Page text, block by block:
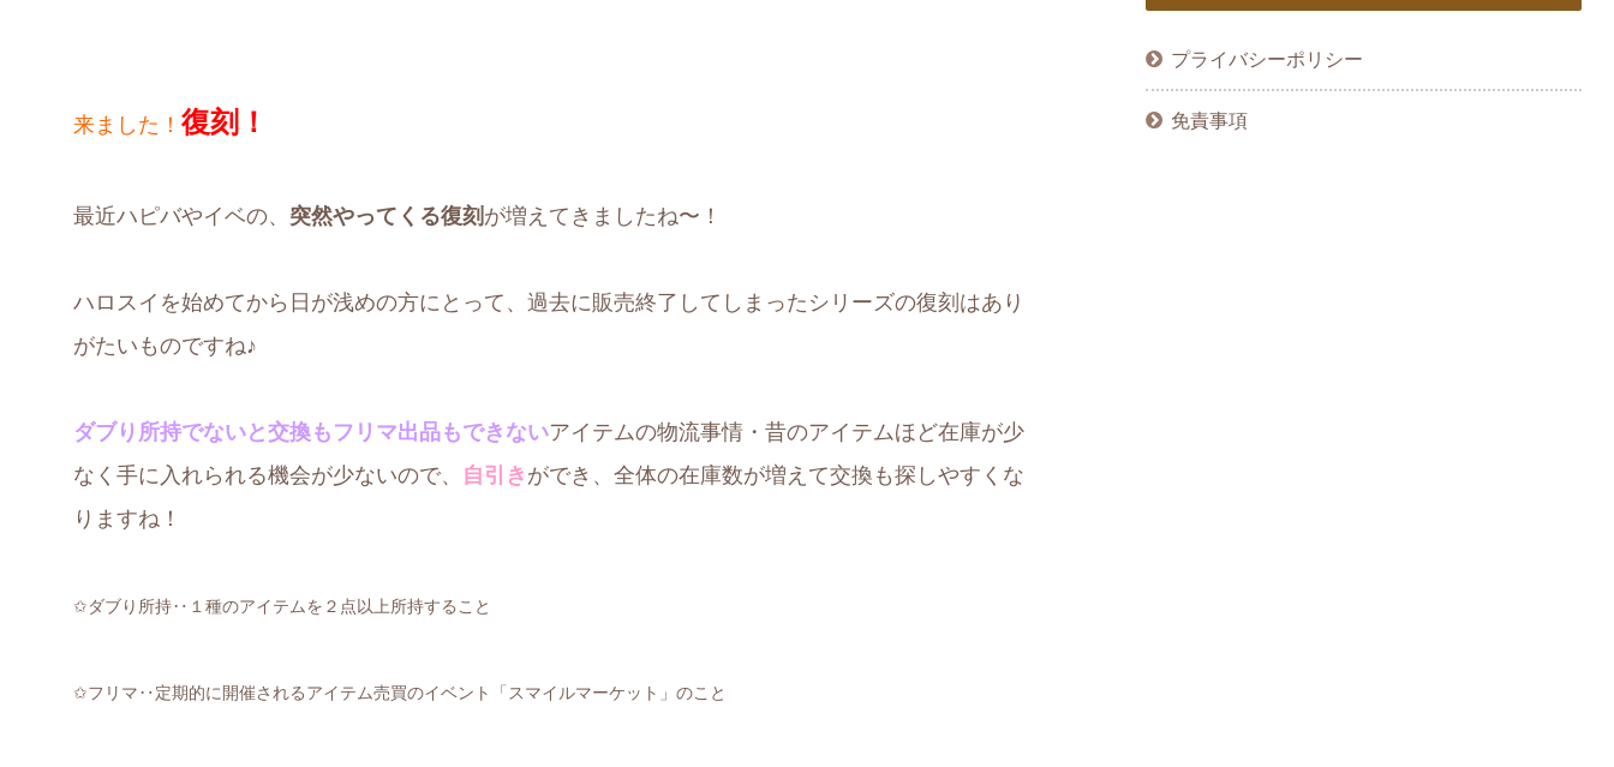
来ました！ 復刻！
最近ハピバやイベの、 突然やってくる復刻 が増えてきましたね〜！
ハロスイを始めてから日が浅めの方にとって、過去に販売終了してしまったシリーズの復刻はあり
がたいものですね♪
ダブり所持でないと交換もフリマ出品もできないアイテムの物流事情・昔のアイテムほど在庫が少
なく手に入れられる機会が少ないので、
自引き ができ、全体の在庫数が増えて交換も探しやすくな
りますね！
✩ダブり所持‥１種のアイテムを２点以上所持すること
✩フリマ‥定期的に開催されるアイテム売買のイベント「スマイルマーケット」のこと
プライバシーポリシー
免責事項